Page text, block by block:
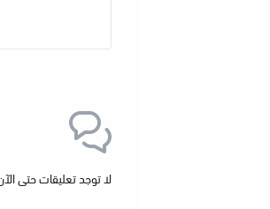
لا توجد تعليقات حتى